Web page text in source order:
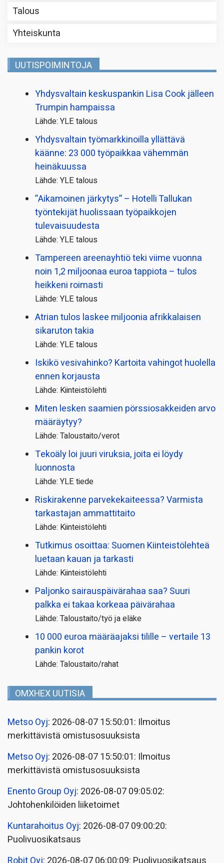
Talous
Yhteiskunta
UUTISPOIMINTOJA
Yhdysvaltain keskuspankin Lisa Cook jälleen
Trumpin hampaissa
Lähde: YLE talous
Yhdysvaltain työmarkkinoilla yllättävä
käänne: 23 000 työpaikkaa vähemmän
heinäkuussa
Lähde: YLE talous
”Aikamoinen järkytys” – Hotelli Tallukan
työntekijät huolissaan työpaikkojen
tulevaisuudesta
Lähde: YLE talous
Tampereen areenayhtiö teki viime vuonna
noin 1,2 miljoonaa euroa tappiota – tulos
heikkeni roimasti
Lähde: YLE talous
Atrian tulos laskee miljoonia afrikkalaisen
sikaruton takia
Lähde: YLE talous
Iskikö vesivahinko? Kartoita vahingot huolella
ennen korjausta
Lähde: Kiinteistölehti
Miten lesken saamien pörssi­osakkeiden arvo
määräytyy?
Lähde: Taloustaito/verot
Tekoäly loi juuri viruksia, joita ei löydy
luonnosta
Lähde: YLE tiede
Riskirakenne parvekekaiteessa? Varmista
tarkastajan ammattitaito
Lähde: Kiinteistölehti
Tutkimus osoittaa: Suomen Kiinteistölehteä
luetaan kauan ja tarkasti
Lähde: Kiinteistölehti
Paljonko sairauspäivä­rahaa saa? Suuri
palkka ei takaa korkeaa päivärahaa
Lähde: Taloustaito/työ ja eläke
10 000 euroa määräajaksi tilille – vertaile 13
pankin korot
Lähde: Taloustaito/rahat
OMXHEX UUTISIA
Metso Oyj: 2026-08-07 15:50:01: Ilmoitus
merkittävistä omistusosuuksista
Metso Oyj: 2026-08-07 15:50:01: Ilmoitus
merkittävistä omistusosuuksista
Enento Group Oyj: 2026-08-07 09:05:02:
Johtohenkilöiden liiketoimet
Kuntarahoitus Oyj: 2026-08-07 09:00:20:
Puolivuosikatsaus